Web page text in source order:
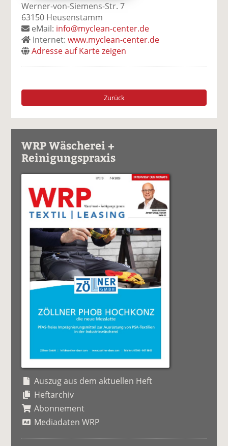
Werner-von-Siemens-Str. 7
63150 Heusenstamm
eMail: info@myclean-center.de
Internet:www.myclean-center.de
Adresse auf Karte zeigen
Zurück
WRP Wäscherei +
Reinigungspraxis
Auszug aus dem aktuellen Heft
Heftarchiv
Abonnement
Mediadaten WRP